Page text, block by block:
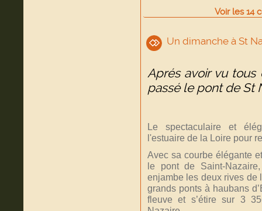
Voir les14
Un dimanche à St
Aprés avoir vu tous
passé le pont de St
Le spectaculaire et
l'estuaire de la Loire pour
Avec sa courbe élégante
le pont de Saint-
enjambe les deux rives de
grands ponts à haubans
fleuve et s’étire sur 3